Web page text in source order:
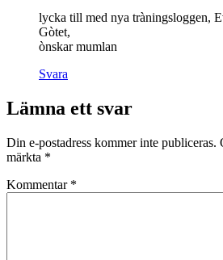
lycka till med nya tràningsloggen,
Gòtet,
ònskar mumlan
Svara
Lämna ett svar
Din e-postadress kommer inte publiceras.
märkta *
Kommentar *